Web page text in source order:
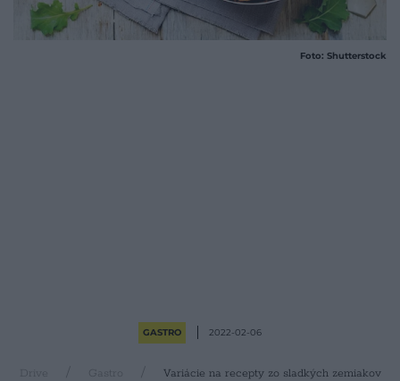
Foto: Shutterstock
GASTRO 2022-02-06
Drive Gastro Variácie na recepty zo sladkých zemiakov